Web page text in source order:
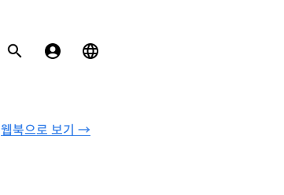
웹북으로 보기 →